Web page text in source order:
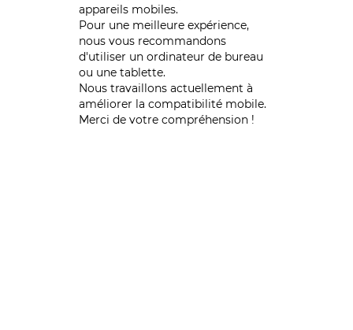
appareils mobiles.
Pour une meilleure expérience,
nous vous recommandons
d'utiliser un ordinateur de bureau
ou une tablette.
Nous travaillons actuellement à
améliorer la compatibilité mobile.
Merci de votre compréhension !